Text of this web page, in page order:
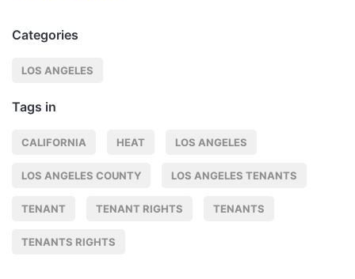
Categories
LOS ANGELES
Tags in
CALIFORNIA HEAT LOS ANGELES
LOS ANGELES COUNTY LOS ANGELES TENANTS
TENANT TENANT RIGHTS TENANTS
TENANTS RIGHTS